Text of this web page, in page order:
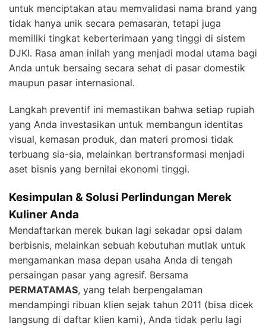
untuk menciptakan atau memvalidasi nama brand yang
tidak hanya unik secara pemasaran, tetapi juga
memiliki tingkat keberterimaan yang tinggi di sistem
DJKI. Rasa aman inilah yang menjadi modal utama bagi
Anda untuk bersaing secara sehat di pasar domestik
maupun pasar internasional.
Langkah preventif ini memastikan bahwa setiap rupiah
yang Anda investasikan untuk membangun identitas
visual, kemasan produk, dan materi promosi tidak
terbuang sia-sia, melainkan bertransformasi menjadi
aset bisnis yang bernilai ekonomi tinggi.
Kesimpulan & Solusi Perlindungan Merek
Kuliner Anda
Mendaftarkan merek bukan lagi sekadar opsi dalam
berbisnis, melainkan sebuah kebutuhan mutlak untuk
mengamankan masa depan usaha Anda di tengah
persaingan pasar yang agresif. Bersama
PERMATAMAS, yang telah berpengalaman
mendampingi ribuan klien sejak tahun 2011 (bisa dicek
langsung di daftar klien kami), Anda tidak perlu lagi